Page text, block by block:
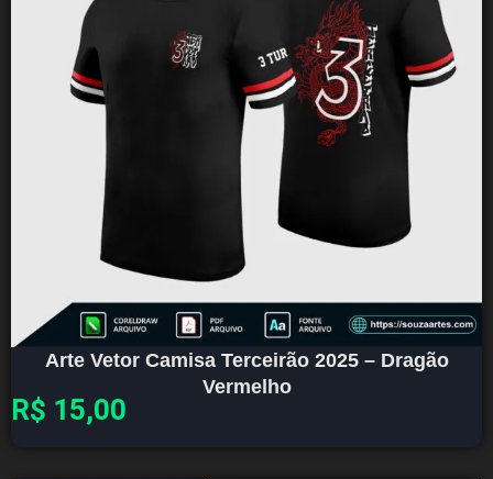
Arte Vetor Camisa Terceirão 2025 – Dragão
Vermelho
R$ 15,00